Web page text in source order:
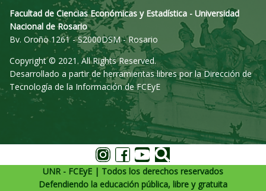
Facultad de Ciencias Económicas y Estadística - Universidad
Nacional de Rosario
Bv. Oroño 1261 - S2000DSM - Rosario
Copyright © 2021. All Rights Reserved.
Desarrollado a partir de herramientas libres por la Dirección de
Tecnología de la Información de FCEyE
UNR - FCEyE | Todos los derechos reservados
Defendiendo la educación pública, libre y gratuita